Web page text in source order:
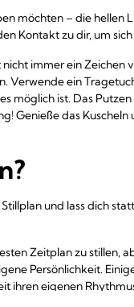
möchten – die hellen
Kontakt zu dir, um
immer ein Zeichen
Verwende ein
möglich ist. Das
Genieße das
und lass dich
Zeitplan zu stillen,
Persönlichkeit.
ihren eigenen